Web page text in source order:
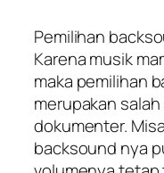
Pemilihan
Karena musik
maka pemilihan
merupakan
dokumenter.
backsound nya